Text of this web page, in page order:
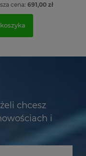
cena: 691,00 zł
chcesz
i